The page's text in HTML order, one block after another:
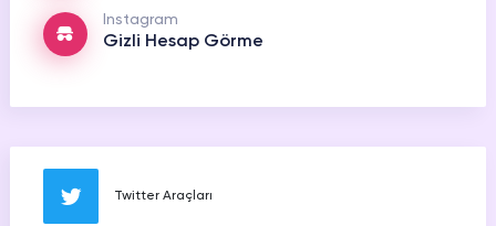
Instagram
Gizli Hesap Görme
Twitter Araçları